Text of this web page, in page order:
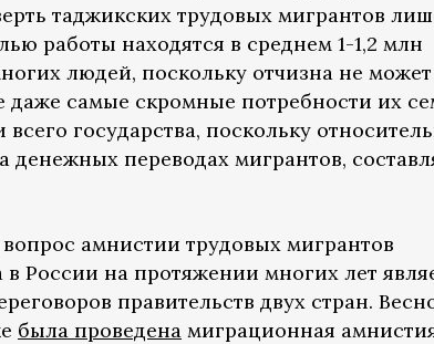
таджикских трудовых мигрантов
работы находятся в среднем 1-1,2 млн
людей, поскольку отчизна не может
самые скромные потребности их
государства, поскольку
денежных переводах мигрантов,
амнистии трудовых мигрантов
России на протяжении многих лет
правительств двух стран.
была проведена миграционная